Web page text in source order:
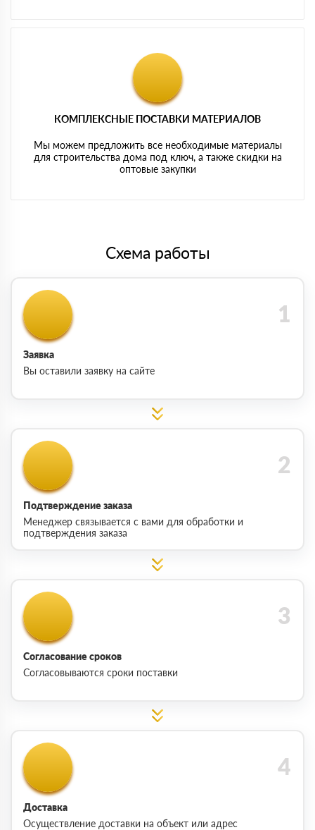
КОМПЛЕКСНЫЕ ПОСТАВКИ МАТЕРИАЛОВ
Мы можем предложить все необходимые материалы
для строительства дома под ключ, а также скидки на
оптовые закупки
Схема работы
Заявка
Вы оставили заявку на сайте
Подтверждение заказа
Менеджер связывается с вами для обработки и
подтверждения заказа
Согласование сроков
Согласовываются сроки поставки
Доставка
Осуществление доставки на объект или адрес